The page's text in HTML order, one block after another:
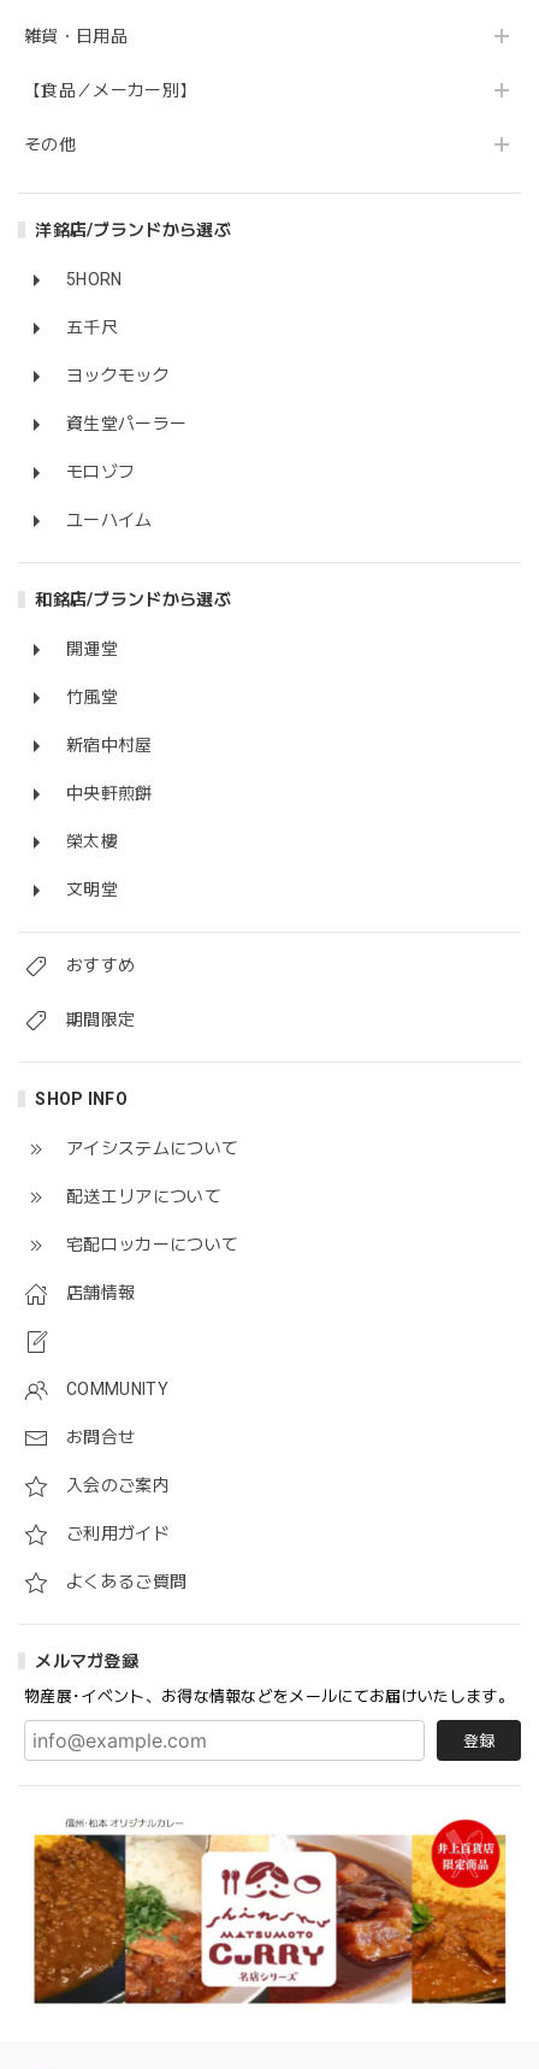
雑貨・日用品
【食品／メーカー別】
その他
洋銘店/ブランドから選ぶ
5HORN
五千尺
ヨックモック
資生堂パーラー
モロゾフ
ユーハイム
和銘店/ブランドから選ぶ
開運堂
竹風堂
新宿中村屋
中央軒煎餅
榮太樓
文明堂
おすすめ
期間限定
SHOP INFO
アイシステムについて
配送エリアについて
宅配ロッカーについて
店舗情報
COMMUNITY
お問合せ
入会のご案内
ご利用ガイド
よくあるご質問
メルマガ登録
物産展･イベント、お得な情報などをメールにてお届けいたします。
登録